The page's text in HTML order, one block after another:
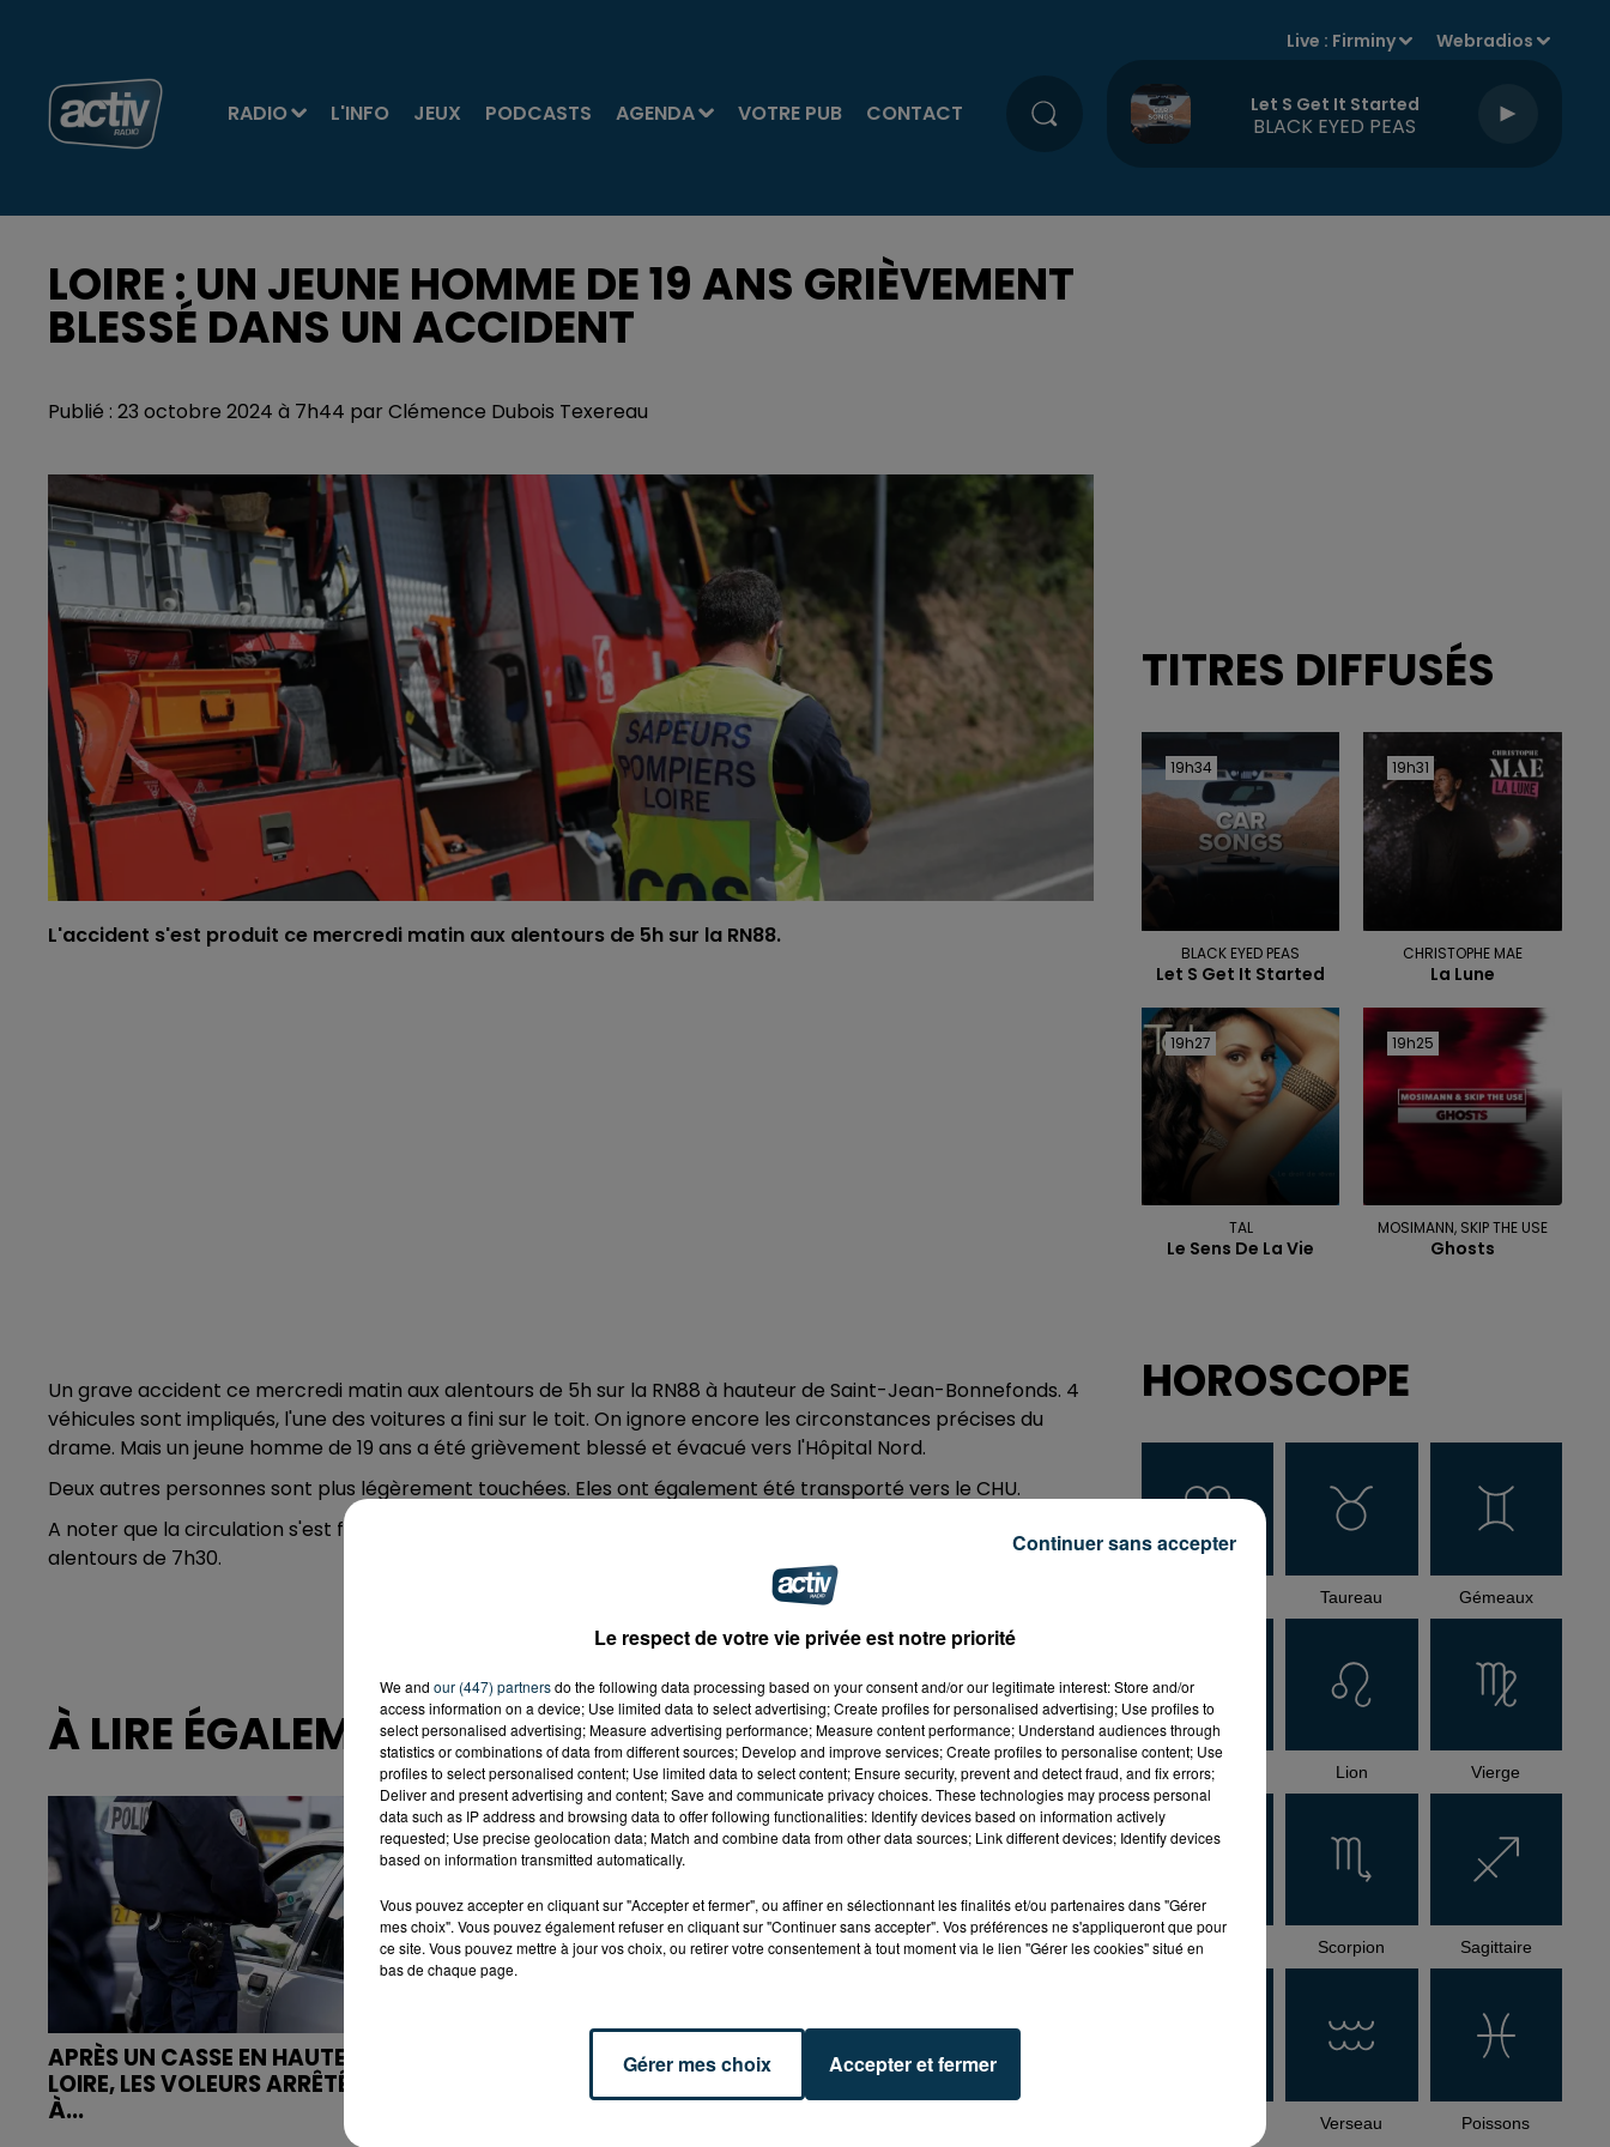
RADIO L'INFO JEUX PODCASTS AGENDA VOTRE PUB CONTACT
Live : Firminy Webradios
Let S Get It Started
BLACK EYED PEAS
LOIRE : UN JEUNE HOMME DE 19 ANS GRIÈVEMENT
BLESSÉ DANS UN ACCIDENT
Publié : 23 octobre 2024 à 7h44 par Clémence Dubois Texereau
L'accident s'est produit ce mercredi matin aux alentours de 5h sur la RN88.
Un grave accident ce mercredi matin aux alentours de 5h sur la RN88 à hauteur de Saint-Jean-Bonnefonds. 4
véhicules sont impliqués, l'une des voitures a fini sur le toit. On ignore encore les circonstances précises du
drame. Mais un jeune homme de 19 ans a été grièvement blessé et évacué vers l'Hôpital Nord.
Deux autres personnes sont plus légèrement touchées. Eles ont également été transporté vers le CHU.
A noter que la circulation s'est faite sur une voie pendant plus de deux heures, elle a finalement repris aux
alentours de 7h30.
À LIRE ÉGALEMENT
APRÈS UN CASSE EN HAUTE-
LOIRE, LES VOLEURS ARRÊTÉS
À...
SAINT-ETIENNE : DÉPART DE
LE SECTEUR À ÉVITER
ASSE : UN COMMUNIQUÉ
COMMUN POUR DEMANDER
LE DÉPART DE PIERRE EKWAH
TITRES DIFFUSÉS
19h34
19h34
BLACK EYED PEAS
Let S Get It Started
19h31
19h31
CHRISTOPHE MAE
La Lune
19h27
19h27
TAL
Le Sens De La Vie
19h25
19h25
MOSIMANN, SKIP THE USE
Ghosts
HOROSCOPE
Taureau Gémeaux
Cancer Lion Vierge
Balance Scorpion Sagittaire
Verseau Poissons
Le respect de votre vie privée est notre priorité
We and our (447) partnersdo the following data processing based on your consent and/or our legitimate interest: Store and/or
access information on a device; Use limited data to select advertising; Create profiles for personalised advertising; Use profiles to
select personalised advertising; Measure advertising performance; Measure content performance; Understand audiences through
statistics or combinations of data from different sources; Develop and improve services; Create profiles to personalise content; Use
profiles to select personalised content; Use limited data to select content; Ensure security, prevent and detect fraud, and fix errors;
Deliver and present advertising and content; Save and communicate privacy choices. These technologies may process personal
data such as IP address and browsing data to offer following functionalities: Identify devices based on information actively
requested; Use precise geolocation data; Match and combine data from other data sources; Link different devices; Identify devices
based on information transmitted automatically.
Vous pouvez accepter en cliquant sur "Accepter et fermer", ou affiner en sélectionnant les finalités et/ou partenaires dans "Gérer
mes choix". Vous pouvez également refuser en cliquant sur "Continuer sans accepter". Vos préférences ne s'appliqueront que pour
ce site. Vous pouvez mettre à jour vos choix, ou retirer votre consentement à tout moment via le lien "Gérer les cookies" situé en
bas de chaque page.
Gérer mes choix Accepter et fermer
Continuer sans accepter